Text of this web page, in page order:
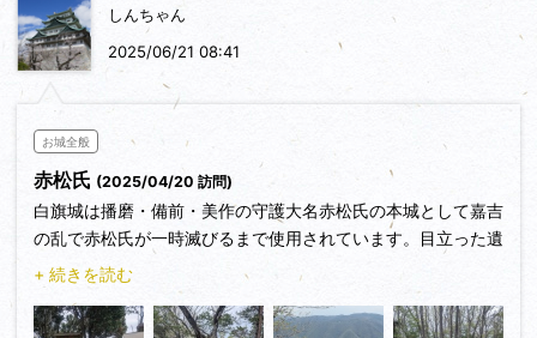
は本丸に着いてもはれませんでした。
小雨が降る中カッパを着て、白旗山 細野登山口より攻城。
登城路は途中まではなだらかな道ですが、そこから先は、尾根
に出るまで岩だらけの酷道が続きます。
二の丸から侍屋敷跡(伝)経由での大手段郭は多くの石積みが残
りますが、こちらも崩落した石で足場が悪いので注意が必要で
す。
登山道が整備されているとはいえ、酷道ですのでトレッキング
シューズでの登城をお勧めします。
登山口から本丸まで７５分。案内標識がいたる所にあるので迷
わず本丸まで行けます。
下山は５５分。下山時、１２回滑り4回転びました。靴もズボ
しんちゃん
2025/06/21 08:41
お城全般
赤松氏 (2025/04/20 訪問)
白旗城は播磨・備前・美作の守護大名赤松氏の本城として嘉吉
の乱で赤松氏が一時滅びるまで使用されています。目立った遺
構はそれほどありませんが、尾根上に腰郭を含め多くの郭を持
っています。二の丸から本丸まで尾根上になだらかな郭が続
き、なかなかに広い城域を持っています。
+ 続きを読む